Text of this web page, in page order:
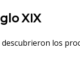
XIX
los